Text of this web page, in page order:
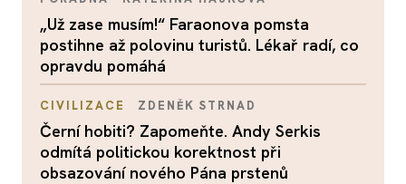
„Už zase musím!“ Faraonova pomsta
postihne až polovinu turistů. Lékař radí, co
opravdu pomáhá
CIVILIZACE ZDENĚK STRNAD
Černí hobiti? Zapomeňte. Andy Serkis
odmítá politickou korektnost při
obsazování nového Pána prstenů